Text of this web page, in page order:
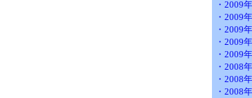
・2009
・2009
・2009
・2009
・2009
・2008
・2008
・2008